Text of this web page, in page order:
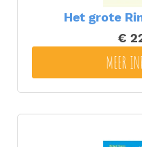
Het grote
€
MEER